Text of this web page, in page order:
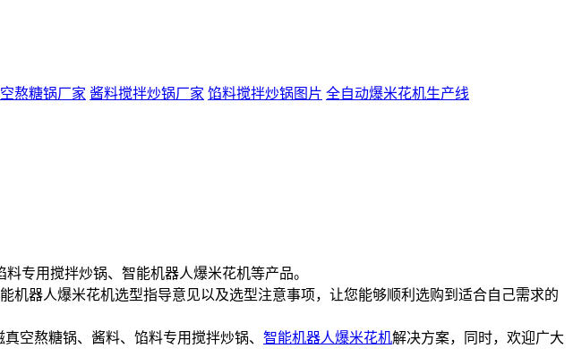
熬糖锅厂家 酱料搅拌炒锅厂家 馅料搅拌炒锅图片 全自动爆米花机生产线
料专用搅拌炒锅、智能机器人爆米花机等产品。
器人爆米花机选型指导意见以及选型注意事项，让您能够顺利选购到适合自己需求的
空熬糖锅、酱料、馅料专用搅拌炒锅、 智能机器人爆米花机解决方案，同时，欢迎广大